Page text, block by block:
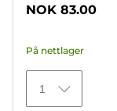
373
omtaler
NOK 83.00
På nettlager
1